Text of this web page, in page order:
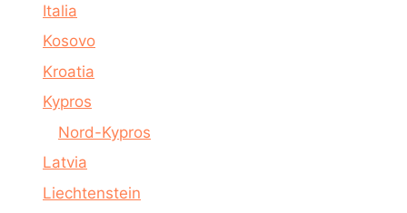
Italia
Kosovo
Kroatia
Kypros
Nord-Kypros
Latvia
Liechtenstein